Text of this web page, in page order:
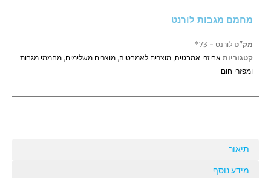
מחמם מגבות לורנט
מק"ט לורנט - 73*
קטגוריות אביזרי אמבטיה, מוצרים לאמבטיה, מוצרים משלימים, מחממי מגבות
ומפזרי חום
תיאור
מידע נוסף